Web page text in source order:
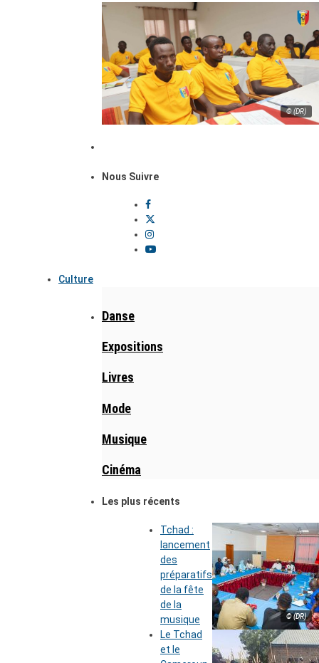
© (DR)
Nous Suivre
Culture
Danse
Expositions
Livres
Mode
Musique
Cinéma
Les plus récents
© (DR)
Tchad :
lancement
des
préparatifs
de la fête
de la
musique
Le Tchad
et le